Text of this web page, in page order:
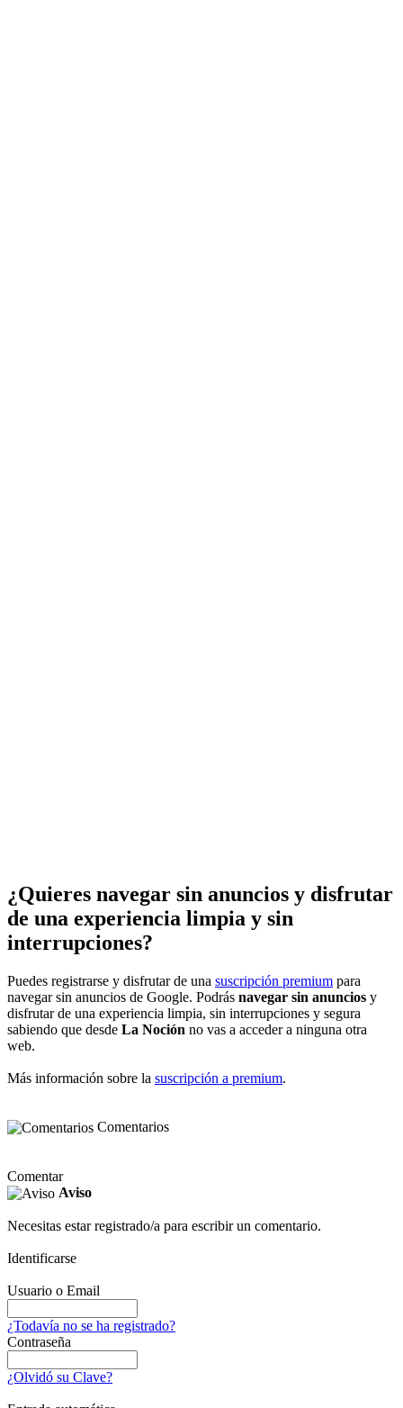
¿Quieres navegar sin anuncios y disfrutar
de una experiencia limpia y sin
interrupciones?
Puedes registrarse y disfrutar de una suscripción premium para
navegar sin anuncios de Google. Podrás navegar sin anuncios y
disfrutar de una experiencia limpia, sin interrupciones y segura
sabiendo que desde La Noción no vas a acceder a ninguna otra
web.
Más información sobre la suscripción a premium.
Comentarios
Comentar
Aviso
Necesitas estar registrado/a para escribir un comentario.
Identificarse
Usuario o Email
¿Todavía no se ha registrado?
Contraseña
¿Olvidó su Clave?